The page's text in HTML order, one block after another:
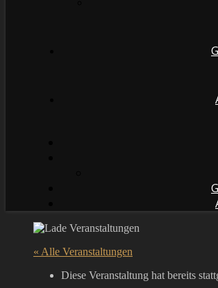
« Alle Veranstaltungen
Diese Veranstaltung hat bereits